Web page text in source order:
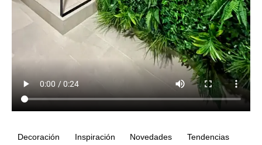
Decoración Inspiración Novedades Tendencias